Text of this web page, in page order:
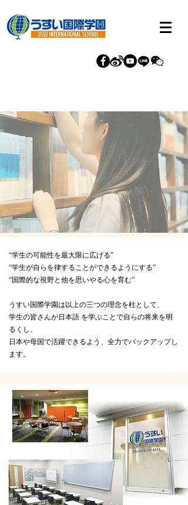
“学生の可能性を最大限に広げる​”
“学生が自らを律することができるようにする​”
​“国際的な視野と他を思いやる心を育む”
うすい国際学園は以上の三つの理念を柱として、
学生の皆さんが日本語 を学ぶことで自らの将来を明
るくし、
日本や母国で活躍できるよう、全力でバックアップし
ます。